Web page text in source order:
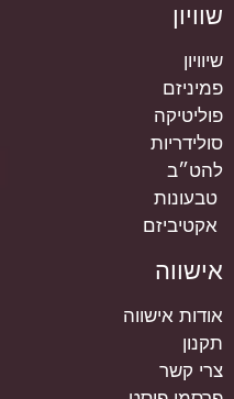
שוויון
שיוויון
פמיניזם
פוליטיקה
סולידריות
להט״ב
טבעונות
אקטיביזם
אישווה
אודות אישווה
תקנון
צרי קשר